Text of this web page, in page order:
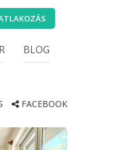
BLOG
FACEBOOK